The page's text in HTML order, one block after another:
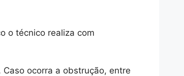
o técnico realiza com
ocorra a obstrução, entre